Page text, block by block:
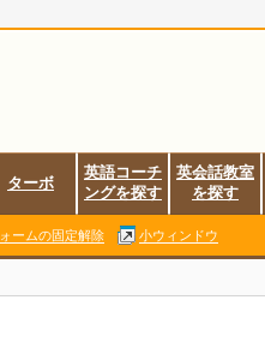
ターボ
英語コーチ
ングを探す
英会話教室
を探す
ームの固定解除 小ウィンドウ